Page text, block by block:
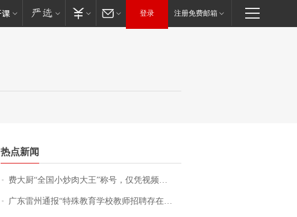
登录 注册免费邮箱
热点新闻
费大厨“全国小炒肉大王”称号，仅凭视频评出？中国烹饪协会回应
广东雷州通报“特殊教育学校教师招聘存在违规行为”：已启动问责程序 副校长被停职